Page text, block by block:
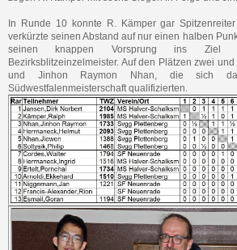
In Runde 10 konnte R. Kämper gar
verkürzte seinen Abstand auf nur einen halben
seinen knappen Vorsprung ins Ziel
Bezirksblitzeinzelmeister. Auf den Plätzen zwei
und Jinhon Raymon Nhan, die sich
Südwestfalenmeisterschaft qualifizierten.